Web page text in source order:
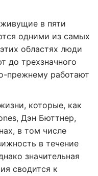
в пяти
одними из самых
областях люди
до трехзначного
прежнему работают
которые, как
Дэн Бюттнер,
в том числе
в течение
значительная
сводится к